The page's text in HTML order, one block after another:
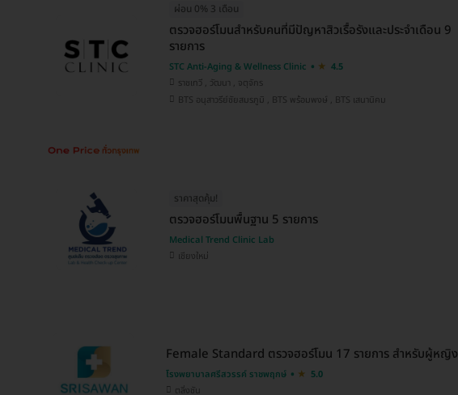
ผ่อน 0% 3 เดือน
ตรวจฮอร์โมนสำหรับคนที่มีปัญหาสิวเรื้อรังและประจำเดือน 9
รายการ
STC Anti-Aging & Wellness Clinic
4.5
ราชเทวี , วัฒนา , จตุจักร
BTS อนุสาวรีย์ชัยสมรภูมิ , BTS พร้อมพงษ์ , BTS เสนานิคม
ราคาสุดคุ้ม!
ตรวจฮอร์โมนพื้นฐาน 5 รายการ
Medical Trend Clinic Lab
เชียงใหม่
Female Standard ตรวจฮอร์โมน 17 รายการ สำหรับผู้หญิง
โรงพยาบาลศรีสวรรค์ ราชพฤกษ์
5.0
ตลิ่งชัน